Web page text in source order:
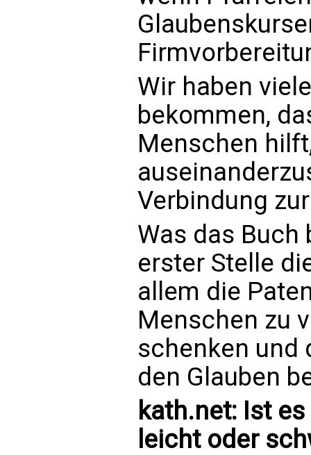
Wir haben
bekommen,
Menschen
Verbindung
Was das
erster Stelle
allem die
Menschen zu
schenken und
den Glauben
kath.net: Ist
leicht oder